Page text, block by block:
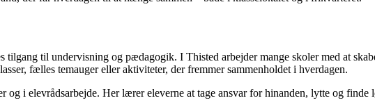
til undervisning og pædagogik. I Thisted arbejder mange skoler med at
fælles temauger eller aktiviteter, der fremmer sammenholdet i hverdagen.
i elevrådsarbejde. Her lærer eleverne at tage ansvar for hinanden, lytte og finde